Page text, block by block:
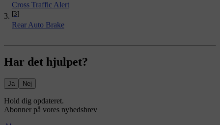
Cross Traffic Alert
[3]
Rear Auto Brake
Har det hjulpet?
Ja Nej